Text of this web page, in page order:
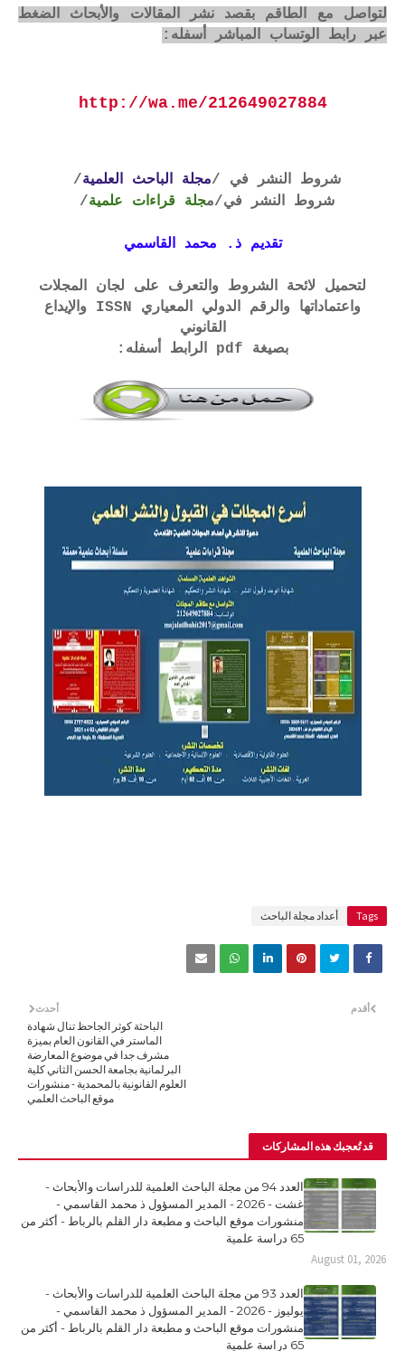
لتواصل مع الطاقم بقصد نشر المقالات والأبحاث الضغط
عبر رابط الوتساب المباشر أسفله:
http://wa.me/212649027884
شروط النشر في /مجلة الباحث العلمية/
شروط النشر في/مجلة قراءات علمية/
تقديم ذ. محمد القاسمي
لتحميل لائحة الشروط والتعرف على لجان المجلات
واعتماداتها والرقم الدولي المعياري ISSN والإيداع
القانوني
بصيغة pdf الرابط أسفله:
Tags أعداد مجلة الباحث
أحدث
الباحثة كوثر الجاحظ تنال شهادة
الماستر في القانون العام بميزة
مشرف جدا في موضوع المعارضة
البرلمانية بجامعة الحسن الثاني كلية
العلوم القانونية بالمحمدية - منشورات
موقع الباحث العلمي
أقدم
قد تُعجبك هذه المشاركات
العدد 94 من مجلة الباحث العلمية للدراسات والأبحاث -
غشت - 2026 - المدير المسؤول ذ محمد القاسمي -
منشورات موقع الباحث و مطبعة دار القلم بالرباط - أكثر من
65 دراسة علمية
August 01, 2026
العدد 93 من مجلة الباحث العلمية للدراسات والأبحاث -
يوليوز - 2026 - المدير المسؤول ذ محمد القاسمي -
منشورات موقع الباحث و مطبعة دار القلم بالرباط - أكثر من
65 دراسة علمية